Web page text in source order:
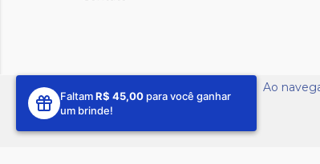
Ao
Copyright Loja Amigu - 37692946000176
FaltamR$ 45,00 para você ganhar
um brinde!